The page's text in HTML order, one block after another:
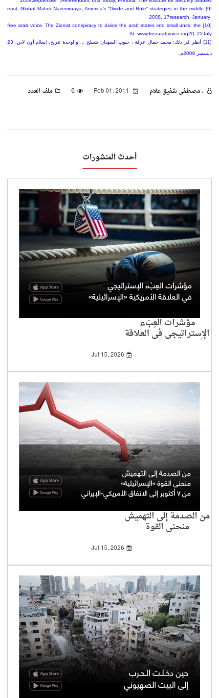
[9]
Mahdi Nazemroaya, America’s “Divide and Rule” strategies in the middle
east, Global
research, January
17
2008
[10]
The Zionist conspiracy to divide the arab states into small units, the
free arab voice,
July
22
20
. At. www.freearabvoice.org
[11] أنظر في ذلك: محمد جمال عرفة ، جنوب السودان يتسلح ... والوحدة تترنح، إسلام أون لاين، 23
ديسمبر 2008م.
. مصطفى شفيق علام 0 ملف العدد
أحدث المنشورات
مؤشرات العِبْء
الإستراتيجي في العلاقة
الأمريكية «الإسرائيلية»
Jul 15, 2026
من الصدمة إلى التهميش
منحنى القوة
Jul 15, 2026